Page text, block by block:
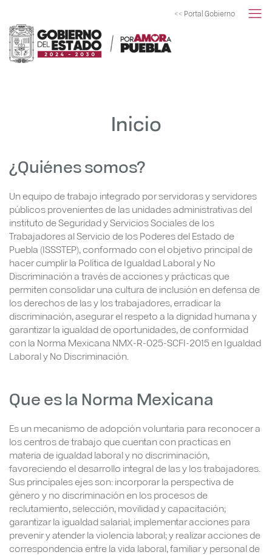
<< Portal Gobierno
Inicio
¿Quiénes somos?
Un equipo de trabajo integrado por servidoras y servidores
públicos provenientes de las unidades administrativas del
instituto de Seguridad y Servicios Sociales de los
Trabajadores al Servicio de los Poderes del Estado de
Puebla (ISSSTEP), conformado con el objetivo principal de
hacer cumplir la Política de Igualdad Laboral y No
Discriminación a través de acciones y prácticas que
permiten consolidar una cultura de inclusión en defensa de
los derechos de las y los trabajadores, erradicar la
discriminación, asegurar el respeto a la dignidad humana y
garantizar la igualdad de oportunidades, de conformidad
con la Norma Mexicana NMX-R-025-SCFI-2015 en Igualdad
Laboral y No Discriminación.
Que es la Norma Mexicana
Es un mecanismo de adopción voluntaria para reconocer a
los centros de trabajo que cuentan con practicas en
materia de igualdad laboral y no discriminación,
favoreciendo el desarrollo integral de las y los trabajadores.
Sus principales ejes son: incorporar la perspectiva de
género y no discriminación en los procesos de
reclutamiento, selección, movilidad y capacitación;
garantizar la igualdad salarial; implementar acciones para
prevenir y atender la violencia laboral; y realizar acciones de
correspondencia entre la vida laboral, familiar y personal de